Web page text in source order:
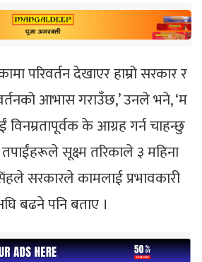
परिवर्तन देखाएर हाम्रो सरकार र
आभास गराउँछ,’ उनले भने, ‘म
विनम्रतापूर्वक के आग्रह गर्न चाहन्छु
सूक्ष्म तरिकाले ३ महिना
सरकारले कामलाई प्रभावकारी
बढने पनि बताए ।